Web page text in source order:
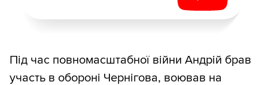
Під час повномасштабної війни Андрій брав
участь в обороні Чернігова, воював на